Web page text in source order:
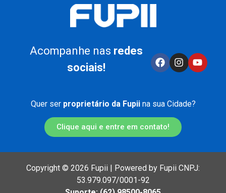
Acompanhe nas redes
sociais!
Quer ser proprietário da Fupiina sua Cidade?
Clique aqui e entre em contato!
Copyright © 2026 Fupii | Powered by Fupii CNPJ:
53.979.097/0001-92